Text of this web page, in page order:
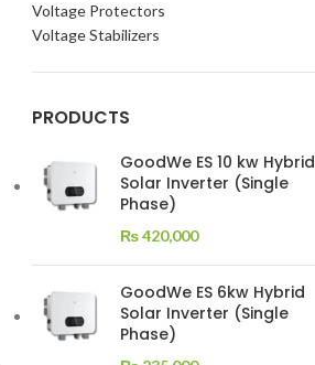
Voltage Protectors
Voltage Stabilizers
PRODUCTS
GoodWe ES 10 kw Hybrid
Solar Inverter (Single
Phase)
₨420,000
GoodWe ES 6kw Hybrid
Solar Inverter (Single
Phase)